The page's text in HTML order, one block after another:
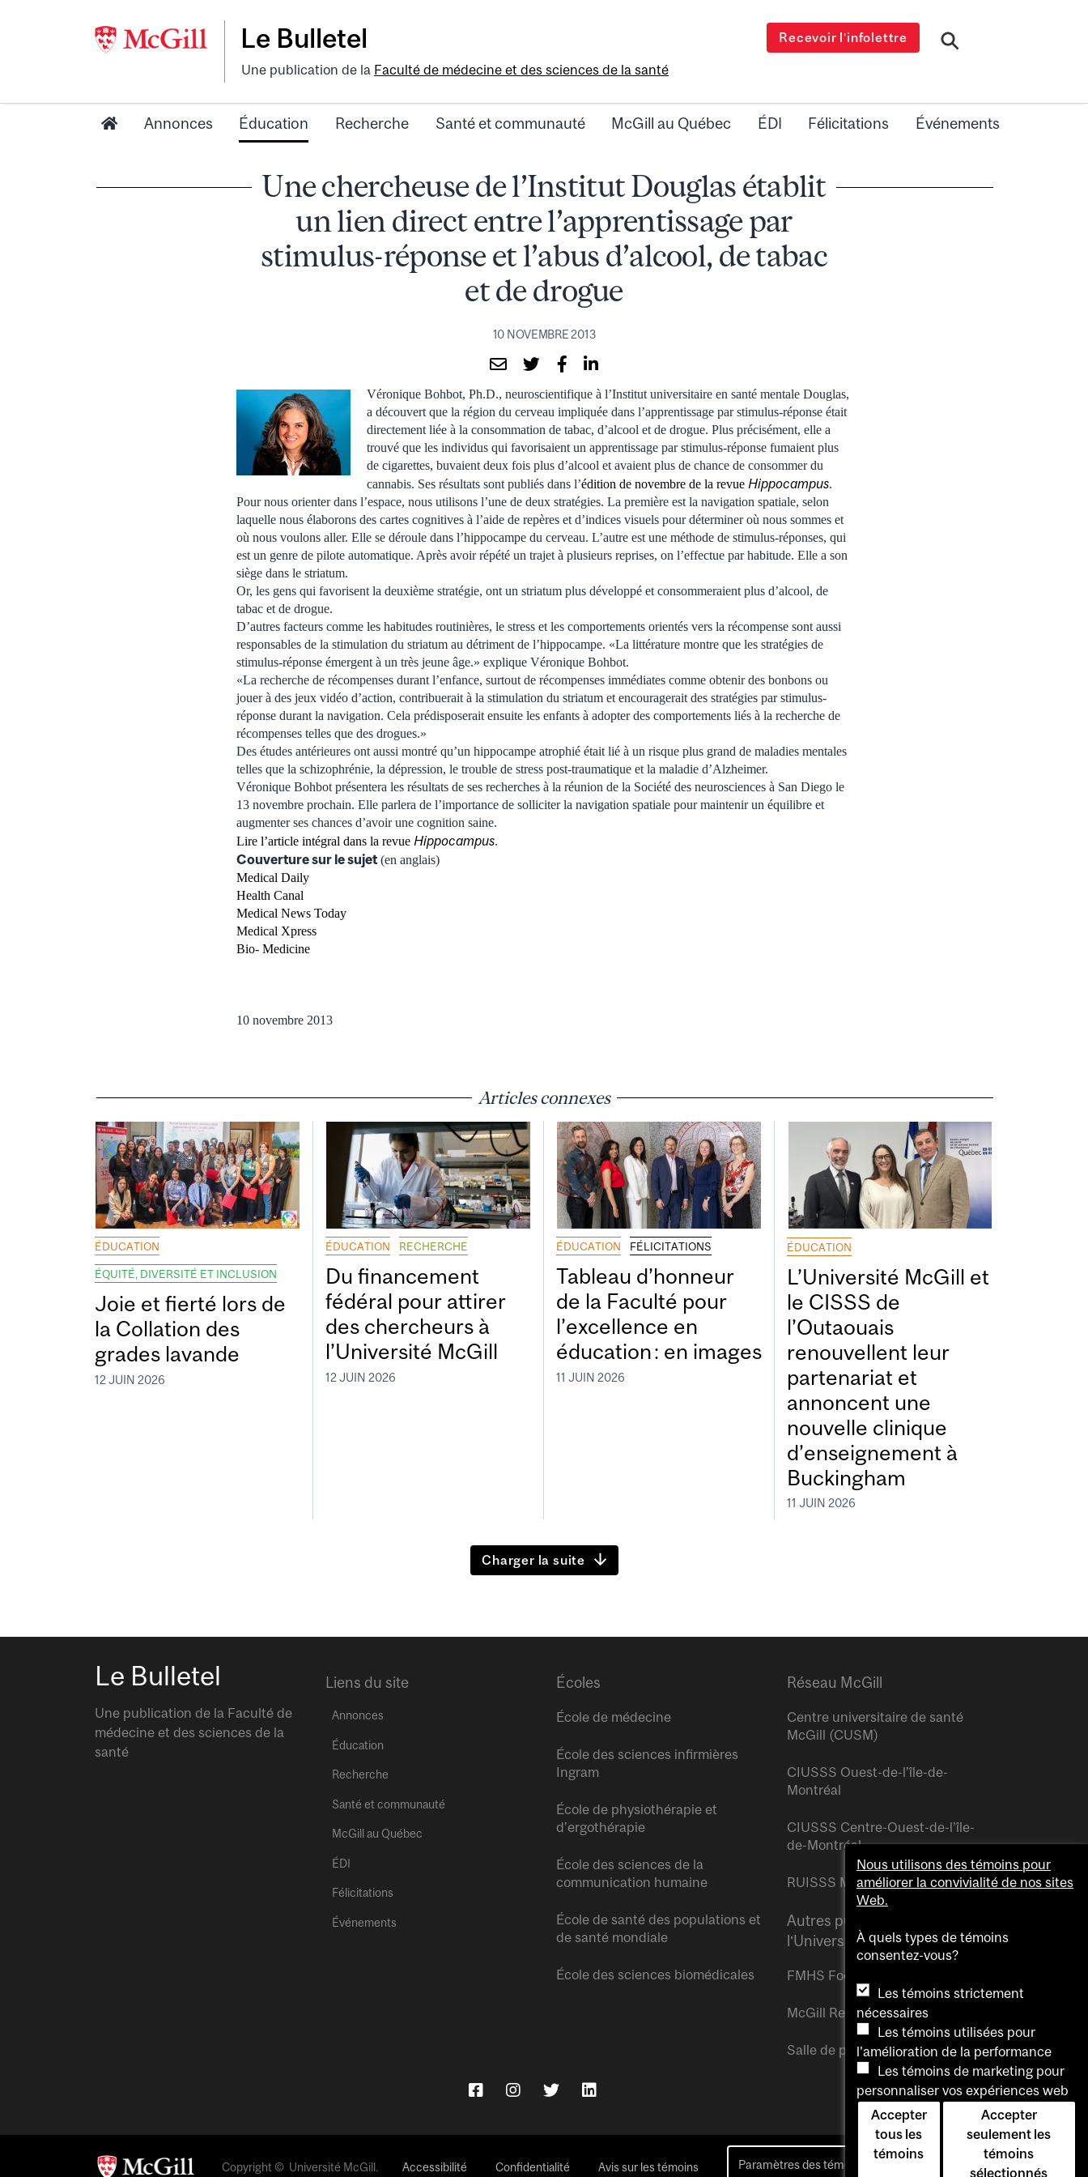
Le Bulletel
Une publication de la Faculté de médecine et des sciences de la santé
Recevoir l’infolettre
Annonces Éducation Recherche Santé et communauté McGill au Québec ÉDI Félicitations Événements
Une chercheuse de l’Institut Douglas établit
un lien direct entre l’apprentissage par
stimulus-réponse et l’abus d’alcool, de tabac
et de drogue
10 NOVEMBRE 2013
Véronique Bohbot, Ph.D., neuroscientifique à l’Institut universitaire en santé mentale Douglas,
a découvert que la région du cerveau impliquée dans l’apprentissage par stimulus-réponse était
directement liée à la consommation de tabac, d’alcool et de drogue. Plus précisément, elle a
trouvé que les individus qui favorisaient un apprentissage par stimulus-réponse fumaient plus
de cigarettes, buvaient deux fois plus d’alcool et avaient plus de chance de consommer du
cannabis. Ses résultats sont publiés dans l’édition de novembre de la revue Hippocampus.
Pour nous orienter dans l’espace, nous utilisons l’une de deux stratégies. La première est la navigation spatiale, selon
laquelle nous élaborons des cartes cognitives à l’aide de repères et d’indices visuels pour déterminer où nous sommes et
où nous voulons aller. Elle se déroule dans l’hippocampe du cerveau. L’autre est une méthode de stimulus-réponses, qui
est un genre de pilote automatique. Après avoir répété un trajet à plusieurs reprises, on l’effectue par habitude. Elle a son
siège dans le striatum.
Or, les gens qui favorisent la deuxième stratégie, ont un striatum plus développé et consommeraient plus d’alcool, de
tabac et de drogue.
D’autres facteurs comme les habitudes routinières, le stress et les comportements orientés vers la récompense sont aussi
responsables de la stimulation du striatum au détriment de l’hippocampe. «La littérature montre que les stratégies de
stimulus-réponse émergent à un très jeune âge.» explique Véronique Bohbot.
«La recherche de récompenses durant l’enfance, surtout de récompenses immédiates comme obtenir des bonbons ou
jouer à des jeux vidéo d’action, contribuerait à la stimulation du striatum et encouragerait des stratégies par stimulus-
réponse durant la navigation. Cela prédisposerait ensuite les enfants à adopter des comportements liés à la recherche de
récompenses telles que des drogues.»
Des études antérieures ont aussi montré qu’un hippocampe atrophié était lié à un risque plus grand de maladies mentales
telles que la schizophrénie, la dépression, le trouble de stress post-traumatique et la maladie d’Alzheimer.
Véronique Bohbot présentera les résultats de ses recherches à la réunion de la Société des neurosciences à San Diego le
13 novembre prochain. Elle parlera de l’importance de solliciter la navigation spatiale pour maintenir un équilibre et
augmenter ses chances d’avoir une cognition saine.
Lire l’article intégral dans la revue Hippocampus.
Couverture sur le sujet (en anglais)
Medical Daily
Health Canal
Medical News Today
Medical Xpress
Bio- Medicine
10 novembre 2013
Articles connexes
ÉDUCATION
ÉQUITÉ, DIVERSITÉ ET INCLUSION
Joie et fierté lors de
la Collation des
grades lavande
12 JUIN 2026
ÉDUCATION RECHERCHE
Du financement
fédéral pour attirer
des chercheurs à
l’Université McGill
12 JUIN 2026
ÉDUCATION FÉLICITATIONS
Tableau d’honneur
de la Faculté pour
l’excellence en
éducation : en images
11 JUIN 2026
ÉDUCATION
L’Université McGill et
le CISSS de
l’Outaouais
renouvellent leur
partenariat et
annoncent une
nouvelle clinique
d’enseignement à
Buckingham
11 JUIN 2026
Charger la suite
Le Bulletel
Une publication de la Faculté de
médecine et des sciences de la
santé
Liens du site
Annonces
Éducation
Recherche
Santé et communauté
McGill au Québec
ÉDI
Félicitations
Événements
Écoles
École de médecine
École des sciences infirmières
Ingram
École de physiothérapie et
d’ergothérapie
École des sciences de la
communication humaine
École de santé des populations et
de santé mondiale
École des sciences biomédicales
Réseau McGill
Centre universitaire de santé
McGill (CUSM)
CIUSSS Ouest-de-l’île-de-
Montréal
CIUSSS Centre-Ouest-de-l’île-
de-Montréal
RUISSS McGill
Autres publications de
l’Université McGill
FMHS Focus
McGill Reporter
Salle de presse McGill
Copyright © Université McGill. Accessibilité Confidentialité Avis sur les témoins Paramètres des témoins Pour nous joindre
Nous utilisons des témoins pour
améliorer la convivialité de nos sites
Web.
À quels types de témoins
consentez-vous?
Les témoins strictement
nécessaires
Les témoins utilisées pour
l'amélioration de la performance
Les témoins de marketing pour
personnaliser vos expériences web
Accepter
tous les
témoins
Accepter
seulement les
témoins
sélectionnés